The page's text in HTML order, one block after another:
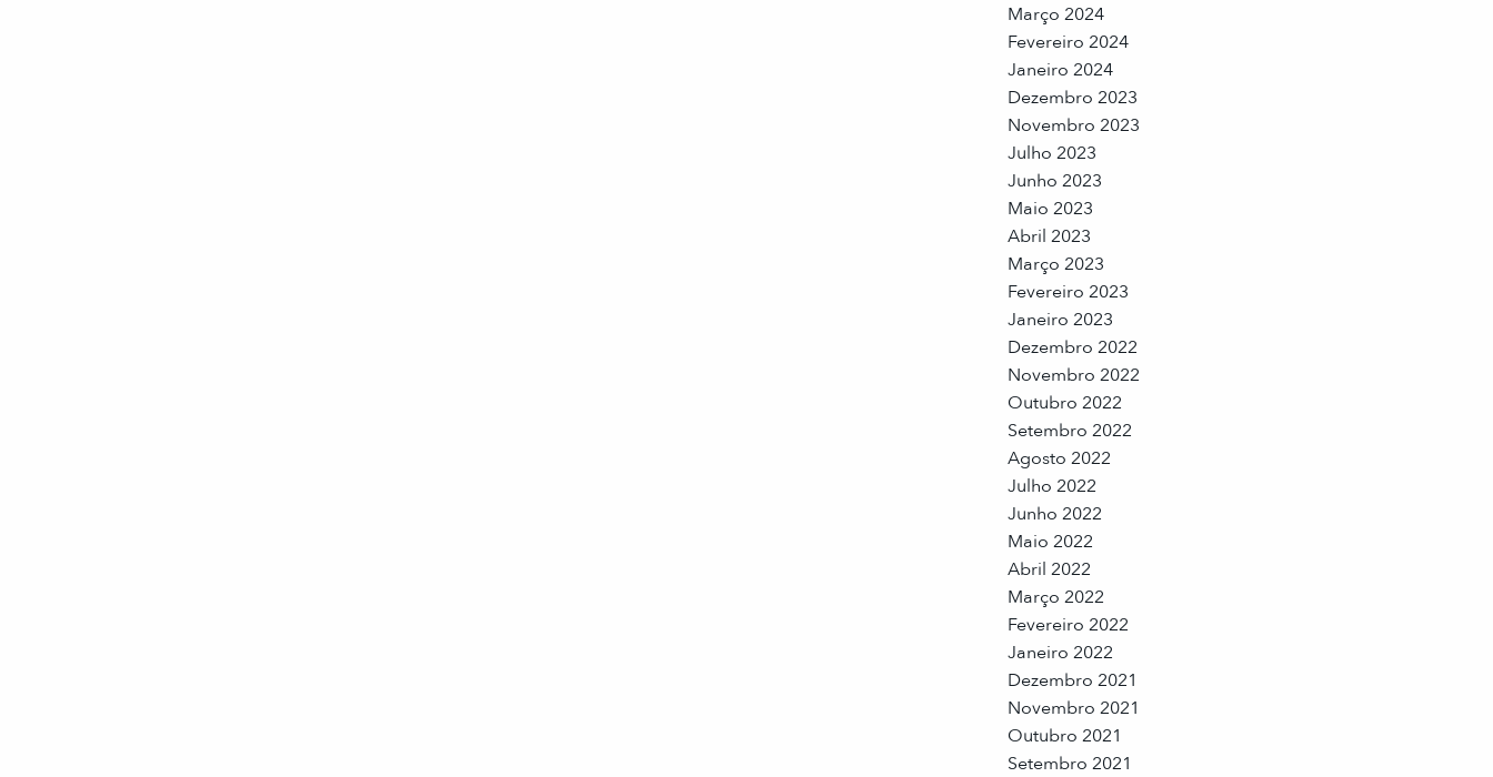
Março 2024
Fevereiro 2024
Janeiro 2024
Dezembro 2023
Novembro 2023
Julho 2023
Junho 2023
Maio 2023
Abril 2023
Março 2023
Fevereiro 2023
Janeiro 2023
Dezembro 2022
Novembro 2022
Outubro 2022
Setembro 2022
Agosto 2022
Julho 2022
Junho 2022
Maio 2022
Abril 2022
Março 2022
Fevereiro 2022
Janeiro 2022
Dezembro 2021
Novembro 2021
Outubro 2021
Setembro 2021